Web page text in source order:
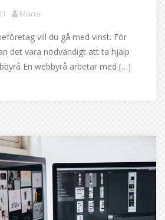
Maria
vill du gå med vinst. För
det vara nödvändigt att ta hjälp
En webbyrå arbetar med […]